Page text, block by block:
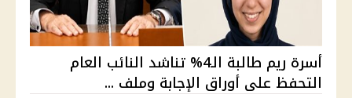
أسرة ريم طالبة الـ4% تناشد النائب العام
التحفظ على أوراق الإجابة وملف ...